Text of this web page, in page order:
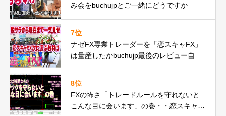
み会をbuchujpとご一緒にどうですか
7位
ナゼFX専業トレーダーを「恋スキャFX」
は量産したかbuchujp最後のレビュー自分
8位
FXの怖さ「トレードルールを守れないと
こんな目に会います」の巻・・恋スキャF